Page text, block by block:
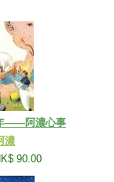
——阿濃心事
濃
90.00